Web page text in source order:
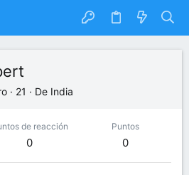
· 21 · De India
de reacción
0
Puntos
0